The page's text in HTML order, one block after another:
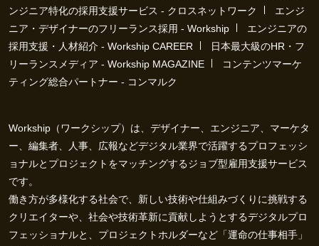
ンジニア特化の採用支援サービス - クロスネットワーク
エンジ
ニア・デザイナーのフリーランス採用 - Workship
エンジニアの
採用支援・人材紹介 - Workship CAREER
日本最大級のHR・フ
リーランスメディア - Workship MAGAZINE
コンテンツマーケ
ティング総合パートナー - コンマルク
Workship（ワークシップ）は、デザイナー、エンジニア、マーケタ
ー、編集者、人事、広報などデジタル業界で活躍するプロフェッシ
ョナルとプロジェクトをマッチングするジョブ型雇用支援サービス
です。
働き方が多様化する社会で、新しい技術や仕組みづくりに挑戦する
クリエイターや、社会や技術革新に貢献しようとするデジタルプロ
フェッショナルと、プロジェクトホルダーなど「運命の仕事相手」